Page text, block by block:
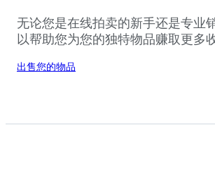
无论您是在线拍卖的新手还是专业
以帮助您为您的独特物品赚取更多
出售您的物品